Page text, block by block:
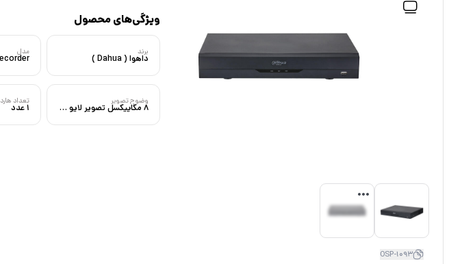
OSP-1093
ویژگی‌های محصول
برند
داهوا ( Dahua )
مدل
وضوح تصویر
8 مگاپیکسل تصویر لایو 4K تصویر ذخیره شده
تعداد هارد
1 عدد